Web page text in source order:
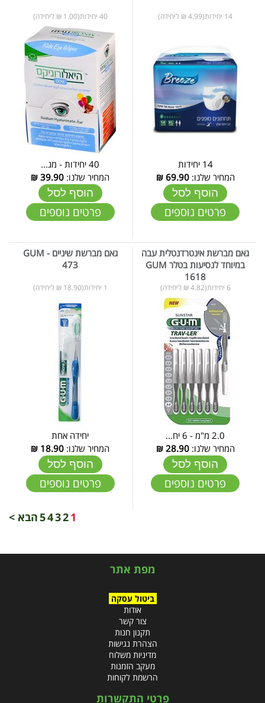
14 יחידות(4.99 ₪ ליחידה)
14 יחידות
המחיר שלנו:69.90
₪
הוסף לסל
פרטים נוספים
40 יחידות(1.00 ₪ ליחידה)
40 יחידות - מג...
המחיר שלנו: 39.90
₪
הוסף לסל
פרטים נוספים
גאם מברשת אינטרדנטלית עבה
במיוחד לנסיעות בטלר GUM
1618
6 יחידות(4.82 ₪ ליחידה)
2.0 מ"מ - 6 יח...
המחיר שלנו:28.90
₪
הוסף לסל
פרטים נוספים
גאם מברשת שיניים - GUM
473
1 יחידות(18.90 ₪ ליחידה)
יחידה אחת
המחיר שלנו: 18.90
₪
הוסף לסל
פרטים נוספים
1
2
3
4
5הבא >
מפת אתר
ביטול עסקה
אודות
צור קשר
תקנון חנות
הצהרת נגישות
מדיניות משלוח
מעקב הזמנות
הרשמת לקוחות
פרטי התקשרות